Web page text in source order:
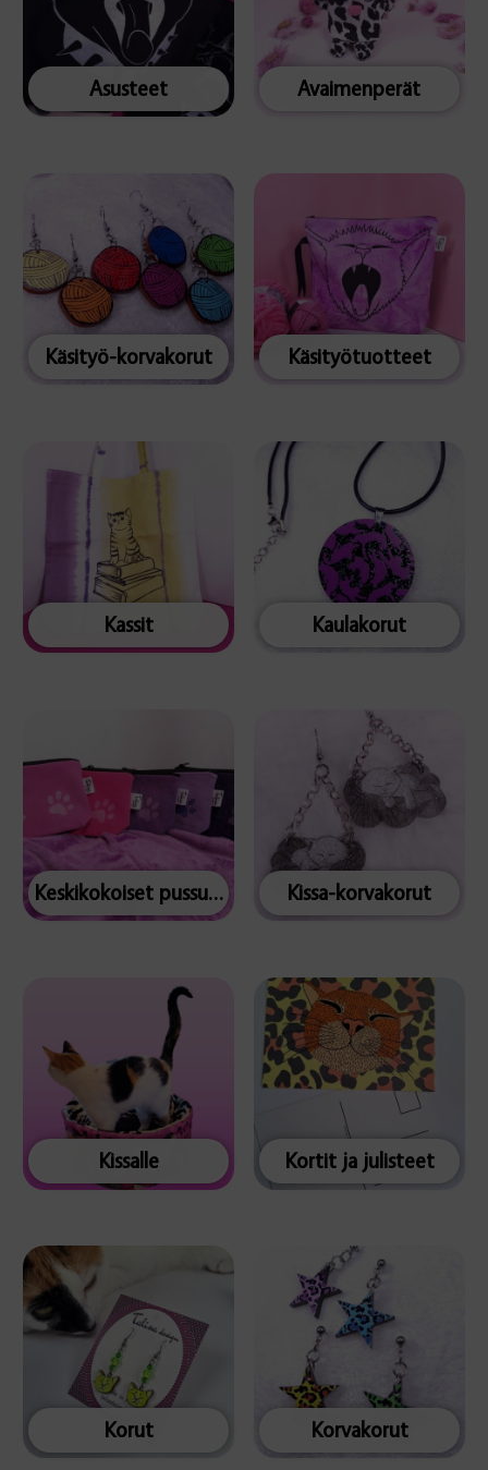
Asusteet Avaimenperät
Käsityö-korvakorut Käsityötuotteet
Kassit Kaulakorut
Keskikokoiset pussukat Kissa-korvakorut
Kissalle Kortit ja julisteet
Korut Korvakorut